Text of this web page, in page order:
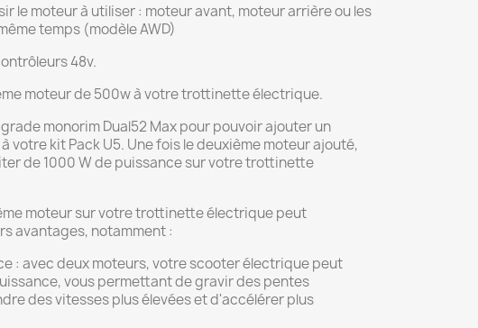
le moteur à utiliser : moteur avant, moteur arrière ou les
temps (modèle AWD)
48v.
moteur de 500w à votre trottinette électrique.
monorim Dual52 Max pour pouvoir ajouter un
votre kit Pack U5. Une fois le deuxième moteur ajouté,
de 1000 W de puissance sur votre trottinette
moteur sur votre trottinette électrique peut
avantages, notamment :
: avec deux moteurs, votre scooter électrique peut
vous permettant de gravir des pentes
des vitesses plus élevées et d'accélérer plus